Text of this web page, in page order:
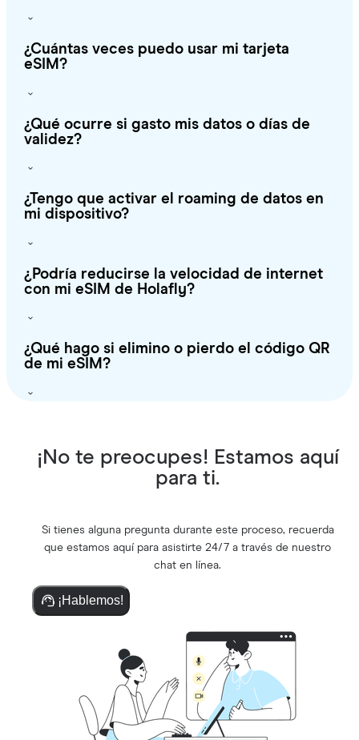
¿Cuántas veces puedo usar mi tarjeta
eSIM?
¿Qué ocurre si gasto mis datos o días de
validez?
¿Tengo que activar el roaming de datos en
mi dispositivo?
¿Podría reducirse la velocidad de internet
con mi eSIM de Holafly?
¿Qué hago si elimino o pierdo el código QR
de mi eSIM?
¡No te preocupes! Estamos aquí
para ti.
Si tienes alguna pregunta durante este proceso, recuerda
que estamos aquí para asistirte 24/7 a través de nuestro
chat en línea.
¡Hablemos!